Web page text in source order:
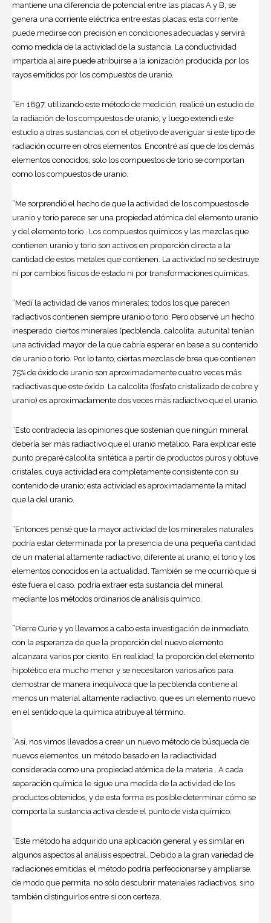
mantiene una diferencia de potencial entre las placas A y B, se
genera una corriente eléctrica entre estas placas; esta corriente
puede medirse con precisión en condiciones adecuadas y servirá
como medida de la actividad de la sustancia. La conductividad
impartida al aire puede atribuirse a la ionización producida por los
rayos emitidos por los compuestos de uranio.
”En 1897, utilizando este método de medición, realicé un estudio de
la radiación de los compuestos de uranio, y luego extendí este
estudio a otras sustancias, con el objetivo de averiguar si este tipo de
radiación ocurre en otros elementos. Encontré así que de los demás
elementos conocidos, solo los compuestos de torio se comportan
como los compuestos de uranio.
”Me sorprendió el hecho de que la actividad de los compuestos de
uranio y torio parece ser una propiedad atómica del elemento uranio
y del elemento torio . Los compuestos químicos y las mezclas que
contienen uranio y torio son activos en proporción directa a la
cantidad de estos metales que contienen. La actividad no se destruye
ni por cambios físicos de estado ni por transformaciones químicas.
”Medí la actividad de varios minerales; todos los que parecen
radiactivos contienen siempre uranio o torio. Pero observé un hecho
inesperado: ciertos minerales (pecblenda, calcolita, autunita) tenían
una actividad mayor de la que cabría esperar en base a su contenido
de uranio o torio. Por lo tanto, ciertas mezclas de brea que contienen
75% de óxido de uranio son aproximadamente cuatro veces más
radiactivas que este óxido. La calcolita (fosfato cristalizado de cobre y
uranio) es aproximadamente dos veces más radiactivo que el uranio.
”Esto contradecía las opiniones que sostenían que ningún mineral
debería ser más radiactivo que el uranio metálico. Para explicar este
punto preparé calcolita sintética a partir de productos puros y obtuve
cristales, cuya actividad era completamente consistente con su
contenido de uranio; esta actividad es aproximadamente la mitad
que la del uranio.
”Entonces pensé que la mayor actividad de los minerales naturales
podría estar determinada por la presencia de una pequeña cantidad
de un material altamente radiactivo, diferente al uranio, el torio y los
elementos conocidos en la actualidad. También se me ocurrió que si
éste fuera el caso, podría extraer esta sustancia del mineral
mediante los métodos ordinarios de análisis químico.
”Pierre Curie y yo llevamos a cabo esta investigación de inmediato,
con la esperanza de que la proporción del nuevo elemento
alcanzara varios por ciento. En realidad, la proporción del elemento
hipotético era mucho menor y se necesitaron varios años para
demostrar de manera inequívoca que la pecblenda contiene al
menos un material altamente radiactivo, que es un elemento nuevo
en el sentido que la química atribuye al término.
”Así, nos vimos llevados a crear un nuevo método de búsqueda de
nuevos elementos, un método basado en la radiactividad
considerada como una propiedad atómica de la materia . A cada
separación química le sigue una medida de la actividad de los
productos obtenidos, y de esta forma es posible determinar cómo se
comporta la sustancia activa desde el punto de vista químico.
”Este método ha adquirido una aplicación general y es similar en
algunos aspectos al análisis espectral. Debido a la gran variedad de
radiaciones emitidas, el método podría perfeccionarse y ampliarse,
de modo que permita, no sólo descubrir materiales radiactivos, sino
también distinguirlos entre sí con certeza.